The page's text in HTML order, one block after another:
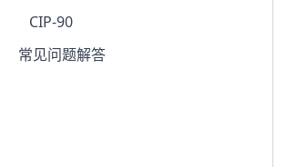
CIP-90
常见问题解答